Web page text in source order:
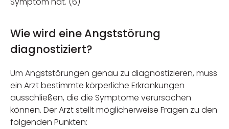
Wie wird eine Angststörung
diagnostiziert?
Um Angststörungen genau zu diagnostizieren, muss
ein Arzt bestimmte körperliche Erkrankungen
ausschließen, die die Symptome verursachen
können. Der Arzt stellt möglicherweise Fragen zu den
folgenden Punkten: